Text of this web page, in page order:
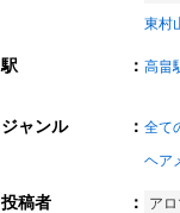
東村
駅 ： 高畠
ジャンル ： 全て
ヘア
投稿者 ： ア